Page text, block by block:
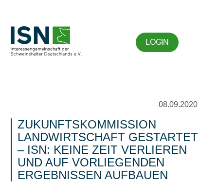
LOGIN
08.09.2020
ZUKUNFTSKOMMISSION
LANDWIRTSCHAFT GESTARTET
– ISN: KEINE ZEIT VERLIEREN
UND AUF VORLIEGENDEN
ERGEBNISSEN AUFBAUEN